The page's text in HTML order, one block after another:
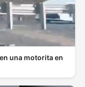
una motorita en